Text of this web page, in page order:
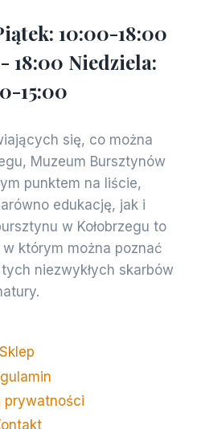
10:00-18:00
18:00 Niedziela:
15:00
się, co można
Muzeum Bursztynów
punktem na liście,
edukację, jak i
w Kołobrzegu to
którym można poznać
niezwykłych skarbów
Sklep
prywatności